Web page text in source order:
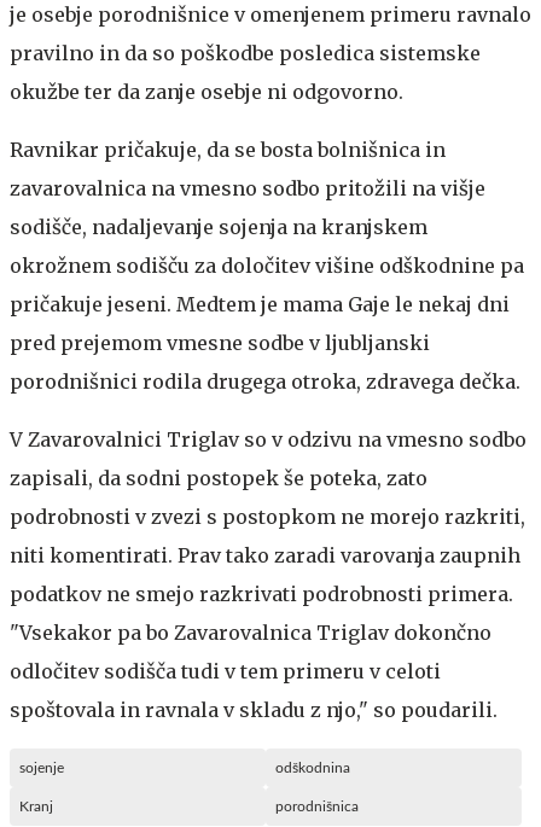
je osebje porodnišnice v omenjenem primeru ravnalo
pravilno in da so poškodbe posledica sistemske
okužbe ter da zanje osebje ni odgovorno.
Ravnikar pričakuje, da se bosta bolnišnica in
zavarovalnica na vmesno sodbo pritožili na višje
sodišče, nadaljevanje sojenja na kranjskem
okrožnem sodišču za določitev višine odškodnine pa
pričakuje jeseni. Medtem je mama Gaje le nekaj dni
pred prejemom vmesne sodbe v ljubljanski
porodnišnici rodila drugega otroka, zdravega dečka.
V Zavarovalnici Triglav so v odzivu na vmesno sodbo
zapisali, da sodni postopek še poteka, zato
podrobnosti v zvezi s postopkom ne morejo razkriti,
niti komentirati. Prav tako zaradi varovanja zaupnih
podatkov ne smejo razkrivati podrobnosti primera.
"Vsekakor pa bo Zavarovalnica Triglav dokončno
odločitev sodišča tudi v tem primeru v celoti
spoštovala in ravnala v skladu z njo," so poudarili.
sojenje odškodnina
Kranj porodnišnica